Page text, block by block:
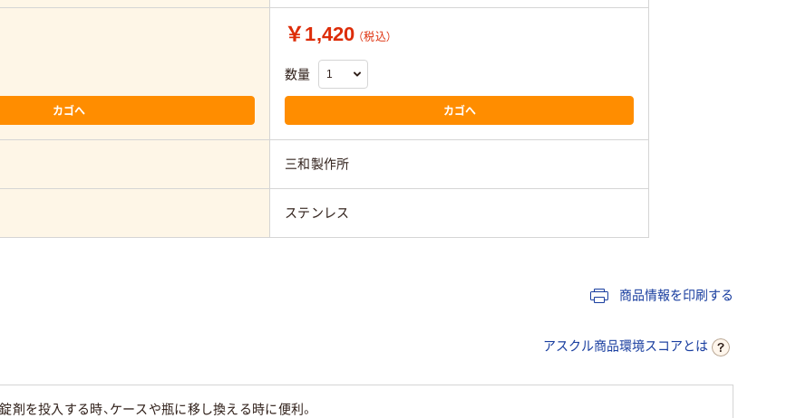
カゴへ
￥1,420 （税込）
数量
カゴへ
三和製作所
ステンレス
商品情報を印刷する
アスクル商品環境スコアとは
錠剤を投入する時、ケースや瓶に移し換える時に便利。